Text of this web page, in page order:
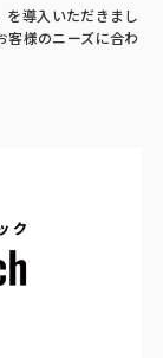
を導入いただきまし
客様のニーズに合わ